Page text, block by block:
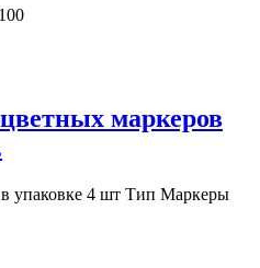
маркеров
в упаковке 4 шт Тип Маркеры